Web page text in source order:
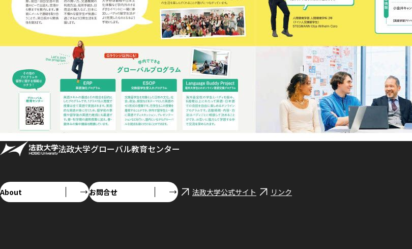
法政大学グローバル教育センター
About お問合せ 法政大学公式サイト リンク